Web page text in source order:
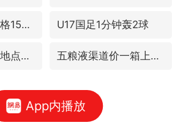
宇树科技发行价格150.80元/股 U17国足1分钟轰2球
台风白海豚登陆地点更新 五粮液渠道价一箱上涨近百元
App内播放